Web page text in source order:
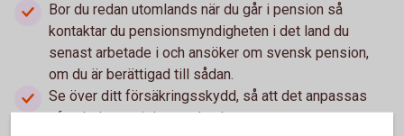
Bor du redan utomlands när du går i pension så
kontaktar du pensionsmyndigheten i det land du
senast arbetade i och ansöker om svensk pension,
om du är berättigad till sådan.
Se över ditt försäkringsskydd, så att det anpassas
efter behoven i det nya landet.